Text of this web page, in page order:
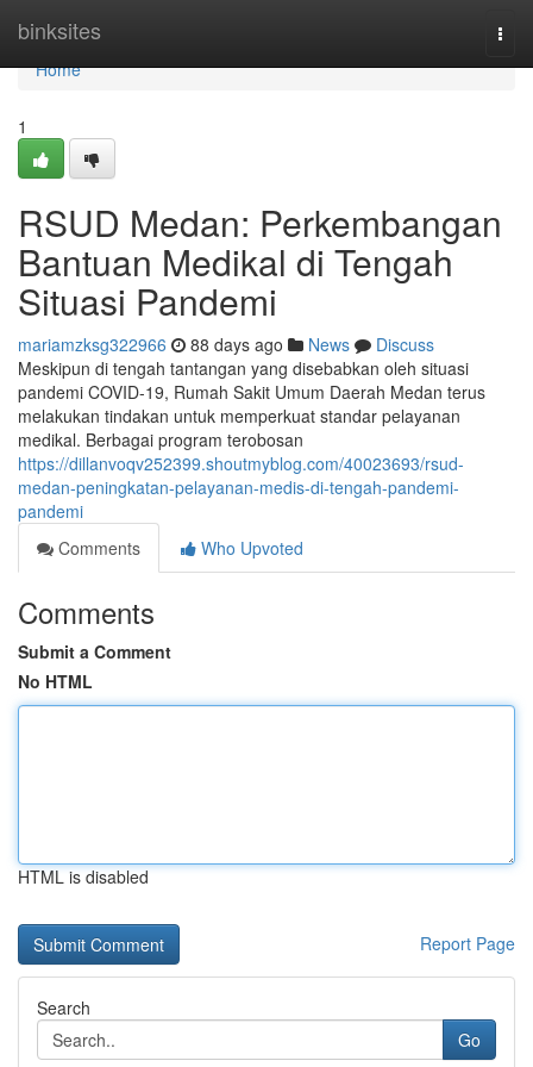
binksites
Home
Home
1
RSUD Medan: Perkembangan
Bantuan Medikal di Tengah
Situasi Pandemi
mariamzksg322966 88 days ago News
Discuss
Meskipun di tengah tantangan yang disebabkan oleh situasi
pandemi COVID-19, Rumah Sakit Umum Daerah Medan terus
melakukan tindakan untuk memperkuat standar pelayanan
medikal. Berbagai program terobosan
https://dillanvoqv252399.shoutmyblog.com/40023693/rsud-
medan-peningkatan-pelayanan-medis-di-tengah-pandemi-
pandemi
Comments
Who Upvoted
Comments
Submit a Comment
No HTML
HTML is disabled
Report Page
Search
Go